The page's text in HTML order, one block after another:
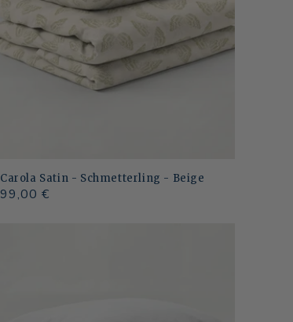
Carola Satin - Schmetterling - Beige
Normaler
99,00 €